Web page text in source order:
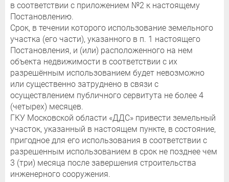
в соответствии с приложением №2 к настоящему
Постановлению.
Срок, в течении которого использование земельного
участка (его части), указанного в п. 1 настоящего
Постановления, и (или) расположенного на нем
объекта недвижимости в соответствии с их
разрешённым использованием будет невозможно
или существенно затруднено в связи с
осуществлением публичного сервитута не более 4
(четырех) месяцев.
ГКУ Московской области «ДДС» привести земельный
участок, указанный в настоящем пункте, в состояние,
пригодное для его использования в соответствии с
разрешенным использованием в срок не позднее чем
3 (три) месяца после завершения строительства
инженерного сооружения.